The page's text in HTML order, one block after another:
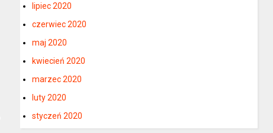
lipiec 2020
czerwiec 2020
maj 2020
kwiecień 2020
marzec 2020
luty 2020
styczeń 2020